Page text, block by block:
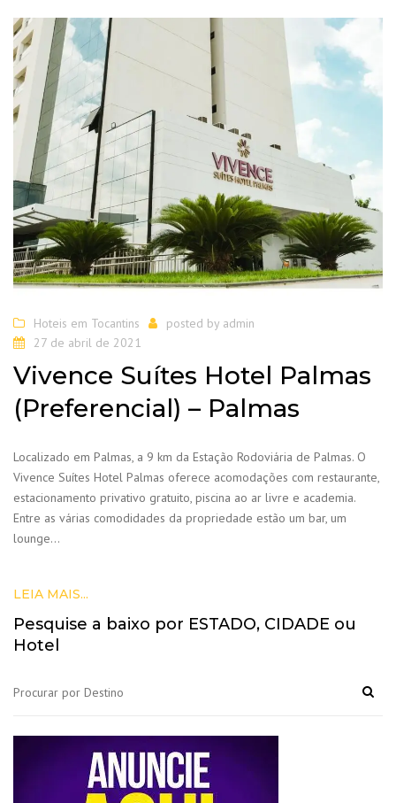
Hoteis em Tocantins posted by admin
27 de abril de 2021
Vivence Suítes Hotel Palmas
(Preferencial) – Palmas
Localizado em Palmas, a 9 km da Estação Rodoviária de Palmas. O
Vivence Suítes Hotel Palmas oferece acomodações com restaurante,
estacionamento privativo gratuito, piscina ao ar livre e academia.
Entre as várias comodidades da propriedade estão um bar, um
lounge…
LEIA MAIS...
Pesquise a baixo por ESTADO, CIDADE ou
Hotel